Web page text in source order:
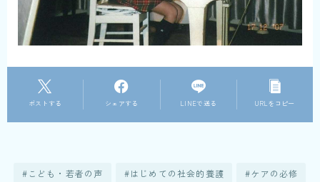
ポストする シェアする LINEで送る URLをコピー
こども・若者の声 はじめての社会的養護 ケアの必修